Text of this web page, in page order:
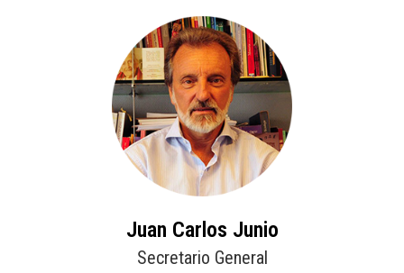
Juan Carlos Junio
Secretario General